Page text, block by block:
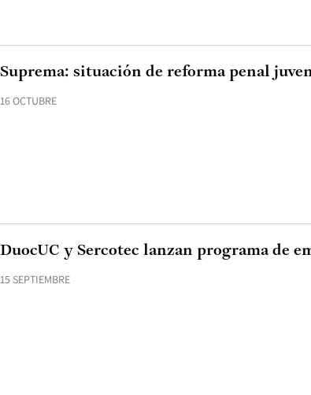
16 OCTUBRE
Suprema: situación de reforma penal
15 SEPTIEMBRE
DuocUC y Sercotec lanzan programa de